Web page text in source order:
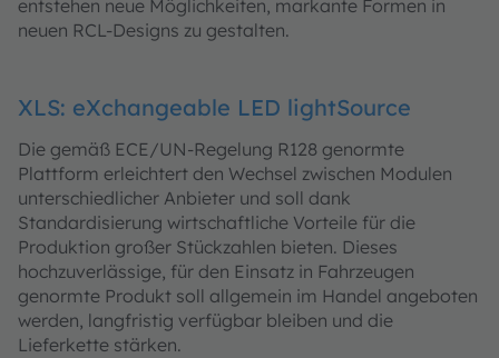
entstehen neue Möglichkeiten, markante Formen in
neuen RCL-Designs zu gestalten.
XLS: eXchangeable LED lightSource
Die gemäß ECE/UN-Regelung R128 genormte
Plattform erleichtert den Wechsel zwischen Modulen
unterschiedlicher Anbieter und soll dank
Standardisierung wirtschaftliche Vorteile für die
Produktion großer Stückzahlen bieten. Dieses
hochzuverlässige, für den Einsatz in Fahrzeugen
genormte Produkt soll allgemein im Handel angeboten
werden, langfristig verfügbar bleiben und die
Lieferkette stärken.